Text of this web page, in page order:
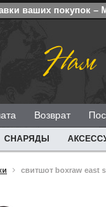
ваших покупок –
Нам
Возврат
СНАРЯДЫ
свитшот boxraw east